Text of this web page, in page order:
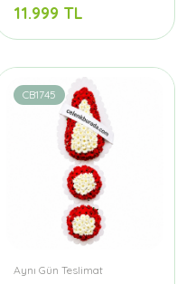
11.999 TL
CB1745
Aynı Gün Teslimat